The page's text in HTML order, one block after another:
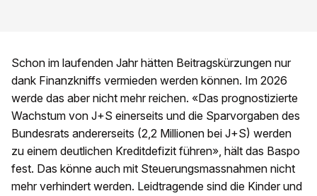
Schon im laufenden Jahr hätten Beitragskürzungen nur
dank Finanzkniffs vermieden werden können. Im 2026
werde das aber nicht mehr reichen. «Das prognostizierte
Wachstum von J+S einerseits und die Sparvorgaben des
Bundesrats andererseits (2,2 Millionen bei J+S) werden
zu einem deutlichen Kreditdefizit führen», hält das Baspo
fest. Das könne auch mit Steuerungsmassnahmen nicht
mehr verhindert werden. Leidtragende sind die Kinder und